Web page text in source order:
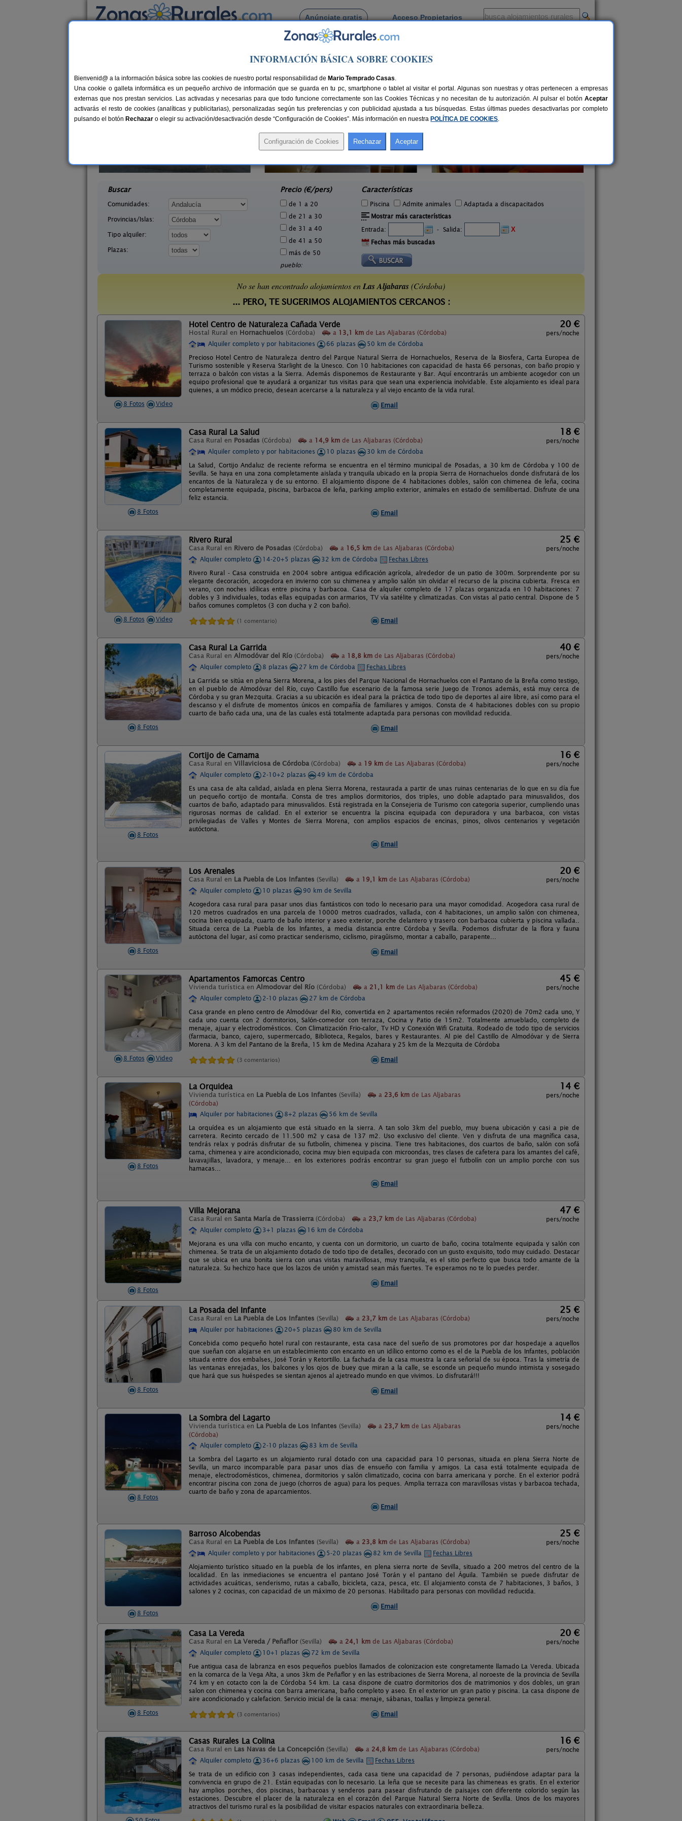
Anúnciate gratis Acceso Propietarios
Busca por pueblo
Casas Rurales cerca de Las Aljabaras
27 €
Alojamientos Rural Pedroches
Buscar
Comunidades:
Provincias/Islas:
Tipo alquiler:
Plazas:
Precio (€/pers)
de 1 a 20
de 21 a 30
de 31 a 40
de 41 a 50
más de 50
pueblo:
Características
Piscina Admite animales
Adaptada a discapacitados
Mostrar más características
Entrada:
- Salida:
X
Fechas más buscadas
No se han encontrado alojamientos enLas Aljabaras(Córdoba)
... PERO, TE SUGERIMOS ALOJAMIENTOS CERCANOS :
8 Fotos Video
Hotel Centro de Naturaleza Cañada Verde
Hostal Rural en Hornachuelos (Córdoba) a 13,1 km de Las Aljabaras (Córdoba)
20 €
pers/noche
Alquiler completo y por habitaciones
66 plazas
50 km de Córdoba
Precioso Hotel Centro de Naturaleza dentro del Parque Natural Sierra de Hornachuelos, Reserva de la Biosfera, Carta Europea de
Turismo sostenible y Reserva Starlight de la Unesco. Con 10 habitaciones con capacidad de hasta 66 personas, con baño propio y
terraza o balcón con vistas a la Sierra. Además disponemos de Restaurante y Bar. Aquí encontrarás un ambiente acogedor con un
equipo profesional que te ayudará a organizar tus visitas para que sean una experiencia inolvidable. Este alojamiento es ideal para
quienes, a un módico precio, desean acercarse a la naturaleza y al viejo encanto de la vida rural.
Email
8 Fotos
Casa Rural La Salud
Casa Rural en Posadas (Córdoba) a 14,9 km de Las Aljabaras (Córdoba)
18 €
pers/noche
Alquiler completo y por habitaciones
10 plazas
30 km de Córdoba
La Salud, Cortijo Andaluz de reciente reforma se encuentra en el término municipal de Posadas, a 30 km de Córdoba y 100 de
Sevilla. Se haya en una zona completamente aislada y tranquila ubicado en la propia Sierra de Hornachuelos donde disfrutará de los
encantos de la Naturaleza y de su entorno. El alojamiento dispone de 4 habitaciones dobles, salón con chimenea de leña, cocina
completamente equipada, piscina, barbacoa de leña, parking amplio exterior, animales en estado de semilibertad. Disfrute de una
feliz estancia.
Email
8 Fotos Video
Rivero Rural
Casa Rural en Rivero de Posadas (Córdoba) a 16,5 km de Las Aljabaras (Córdoba)
25 €
pers/noche
Alquiler completo
14-20+5 plazas 32 km de Córdoba
Fechas Libres
Rivero Rural - Casa construida en 2004 sobre antigua edificación agrícola, alrededor de un patio de 300m. Sorprendente por su
elegante decoración, acogedora en invierno con su chimenea y amplio salón sin olvidar el recurso de la piscina cubierta. Fresca en
verano, con noches idílicas entre piscina y barbacoa. Casa de alquiler completo de 17 plazas organizada en 10 habitaciones: 7
dobles y 3 individuales, todas ellas equipadas con armarios, TV vía satélite y climatizadas. Con vistas al patio central. Dispone de 5
baños comunes completos (3 con ducha y 2 con baño).
(1 comentario) Email
8 Fotos
Casa Rural La Garrida
Casa Rural en Almodóvar del Río (Córdoba) a 18,8 km de Las Aljabaras (Córdoba)
40 €
pers/noche
Alquiler completo
8 plazas 27 km de Córdoba
Fechas Libres
La Garrida se sitúa en plena Sierra Morena, a los pies del Parque Nacional de Hornachuelos con el Pantano de la Breña como testigo,
en el pueblo de Almodóvar del Río, cuyo Castillo fue escenario de la famosa serie Juego de Tronos además, está muy cerca de
Córdoba y su gran Mezquita. Gracias a su ubicación es ideal para la práctica de todo tipo de deportes al aire libre, así como para el
descanso y el disfrute de momentos únicos en compañía de familiares y amigos. Consta de 4 habitaciones dobles con su propio
cuarto de baño cada una, una de las cuales está totalmente adaptada para personas con movilidad reducida.
Email
8 Fotos
Cortijo de Camama
Casa Rural en Villaviciosa de Córdoba (Córdoba) a 19 km de Las Aljabaras (Córdoba)
16 €
pers/noche
Alquiler completo
2-10+2 plazas
49 km de Córdoba
Es una casa de alta calidad, aislada en plena Sierra Morena, restaurada a partir de unas ruinas centenarias de lo que en su día fue
un pequeño cortijo de montaña. Consta de tres amplios dormitorios, dos triples, uno doble adaptado para minusvalidos, dos
cuartos de baño, adaptado para minusvalidos. Está registrada en la Consejeria de Turismo con categoria superior, cumpliendo unas
rigurosas normas de calidad. En el exterior se encuentra la piscina equipada con depuradora y una barbacoa, con vistas
privilegiadas de Valles y Montes de Sierra Morena, con amplios espacios de encinas, pinos, olivos centenarios y vegetación
autóctona.
Email
8 Fotos
Los Arenales
Casa Rural en La Puebla de Los Infantes (Sevilla) a 19,1 km de Las Aljabaras (Córdoba)
20 €
pers/noche
Alquiler completo
10 plazas
90 km de Sevilla
Acogedora casa rural para pasar unos dias fantásticos con todo lo necesario para una mayor comodidad. Acogedora casa rural de
120 metros cuadrados en una parcela de 10000 metros cuadrados, vallada, con 4 habitaciones, un amplio salón con chimenea,
cocina bien equipada, cuarto de baño interior y aseo exterior, porche delantero y trasero con barbacoa cubierta y piscina vallada..
Situada cerca de La Puebla de los Infantes, a media distancia entre Córdoba y Sevilla. Podemos disfrutar de la flora y fauna
autóctona del lugar, así como practicar senderismo, ciclismo, piragüismo, montar a caballo, parapente...
Email
8 Fotos Video
Apartamentos Famorcas Centro
Vivienda turística en Almodovar del Río (Córdoba) a 21,1 km de Las Aljabaras (Córdoba)
45 €
pers/noche
Alquiler completo
2-10 plazas
27 km de Córdoba
Casa grande en pleno centro de Almodóvar del Rio, convertida en 2 apartamentos recién reformados (2020) de 70m2 cada uno, Y
cada uno cuenta con 2 dormitorios, Salón-comedor con terraza, Cocina y Patio de 15m2. Totalmente amueblado, completo de
menaje, ajuar y electrodomésticos. Con Climatización Frio-calor, Tv HD y Conexión Wifi Gratuita. Rodeado de todo tipo de servicios
(farmacia, banco, cajero, supermercado, Biblioteca, Regalos, bares y Restaurantes. Al pie del Castillo de Almodóvar y de Sierra
Morena. A 3 km del Pantano de la Breña, 15 km de Medina Azahara y 25 km de la Mezquita de Córdoba
(3 comentarios) Email
8 Fotos
La Orquidea
Vivienda turística en La Puebla de Los Infantes (Sevilla) a 23,6 km de Las Aljabaras
(Córdoba)
14 €
pers/noche
Alquiler por habitaciones 8+2 plazas
56 km de Sevilla
La orquídea es un alojamiento que está situado en la sierra. A tan solo 3km del pueblo, muy buena ubicación y casi a pie de
carretera. Recinto cercado de 11.500 m2 y casa de 137 m2. Uso exclusivo del cliente. Ven y disfruta de una magnífica casa,
tendrás relax y podrás disfrutar de su futbolín, chimenea y piscina. Tiene tres habitaciones, dos cuartos de baño, salón con sofá
cama, chimenea y aire acondicionado, cocina muy bien equipada con microondas, tres clases de cafetera para los amantes del café,
lavavajillas, lavadora, y menaje... en los exteriores podrás encontrar su gran juego el futbolín con un amplio porche con sus
hamacas...
Email
8 Fotos
Villa Mejorana
Casa Rural en Santa María de Trassierra (Córdoba) a 23,7 km de Las Aljabaras (Córdoba)
47 €
pers/noche
Alquiler completo
3+1 plazas
16 km de Córdoba
Mejorana es una villa con mucho encanto, y cuenta con un dormitorio, un cuarto de baño, cocina totalmente equipada y salón con
chimenea. Se trata de un alojamiento dotado de todo tipo de detalles, decorado con un gusto exquisito, todo muy cuidado. Destacar
que se ubica en una bonita sierra con unas vistas maravillosas, muy tranquila, es el sitio perfecto que busca todo amante de la
naturaleza. Su hechizo hace que los lazos de unión y amistad sean más fuertes. Te esperamos no te lo puedes perder.
Email
8 Fotos
La Posada del Infante
Casa Rural en La Puebla de Los Infantes (Sevilla) a 23,7 km de Las Aljabaras (Córdoba)
25 €
pers/noche
Alquiler por habitaciones
20+5 plazas
80 km de Sevilla
Concebida como pequeño hotel rural con restaurante, esta casa nace del sueño de sus promotores por dar hospedaje a aquellos
que sueñan con alojarse en un establecimiento con encanto en un idílico entorno como es el de la Puebla de los Infantes, población
situada entre dos embalses, José Torán y Retortillo. La fachada de la casa muestra la cara señorial de su época. Tras la simetría de
las ventanas enrejadas, los balcones y los ojos de buey que miran a la calle, se esconde un pequeño mundo intimista y sosegado
que hará que sus huéspedes se sientan ajenos al ajetreado mundo en que vivimos. Lo disfrutará!!!
Email
8 Fotos
La Sombra del Lagarto
Vivienda turística en La Puebla de Los Infantes (Sevilla) a 23,7 km de Las Aljabaras
(Córdoba)
14 €
pers/noche
Alquiler completo 2-10 plazas
83 km de Sevilla
La Sombra del Lagarto es un alojamiento rural dotado con una capacidad para 10 personas, situada en plena Sierra Norte de
Sevilla, un marco incomparable para pasar unos días de ensueño con familia y amigos. La casa está totalmente equipada de
menaje, electrodomésticos, chimenea, dormitorios y salón climatizado, cocina con barra americana y porche. En el exterior podrá
encontrar piscina con zona de juego (chorros de agua) para los peques. Amplia terraza con maravillosas vistas y barbacoa techada,
cuarto de baño y zona de aparcamientos.
Email
8 Fotos
Barroso Alcobendas
Casa Rural en La Puebla de Los Infantes (Sevilla) a 23,8 km de Las Aljabaras (Córdoba)
25 €
pers/noche
Alquiler completo y por habitaciones
5-20 plazas 82 km de Sevilla
Fechas Libres
Alojamiento turístico situado en la puebla de los infantes, en plena sierra norte de Sevilla, situado a 200 metros del centro de la
localidad. En las inmediaciones se encuentra el pantano José Torán y el pantano del Águila. También se puede disfrutar de
actividades acuáticas, senderismo, rutas a caballo, bicicleta, caza, pesca, etc. El alojamiento consta de 7 habitaciones, 3 baños, 3
salones y 2 cocinas, con capacidad de un máximo de 20 personas. Habilitado para personas con movilidad reducida.
Email
8 Fotos
Casa La Vereda
Casa Rural en La Vereda / Peñaflor (Sevilla) a 24,1 km de Las Aljabaras (Córdoba)
20 €
pers/noche
Alquiler completo
10+1 plazas
72 km de Sevilla
Fue antigua casa de labranza en esos pequeños pueblos llamados de colonizacion este congretamente llamado La Vereda. Ubicada
en la comarca de la Vega Alta, a unos 3km de Peñaflor y en las estribaciones de Sierra Morena, al noroeste de la provincia de Sevilla
74 km y en cotacto con la de Córdoba 54 km. La casa dispone de cuatro dormitorios dos de matrimonios y dos dobles, un gran
salon con chimenea y cocina con barra americana, baño completo y aseo. En el exterior un gran patio y piscina. La casa dispone de
aire acondicionado y calefacion. Servicio inicial de la casa: menaje, sábanas, toallas y limpieza general.
(3 comentarios) Email
Casas Rurales La Colina
Casa Rural en Las Navas de La Concepción (Sevilla) a 24,8 km de Las Aljabaras (Córdoba)
16 €
pers/noche
Alquiler completo
36+6 plazas 100 km de Sevilla
Fechas Libres
Se trata de un edificio con 3 casas independientes, cada casa tiene una capacidad de 7 personas, pudiéndose adaptar para la
convivencia en grupo de 21. Están equipadas con lo necesario. La leña que se necesite para las chimeneas es gratis. En el exterior
hay amplios porches, dos piscinas, barbacoas y senderos para pasear disfrutando de paisajes con diferente colorido según las
estaciones. Descubre el placer de la naturaleza en el corazón del Parque Natural Sierra Norte de Sevilla. Unos de los mayores
atractivos del turismo rural es la posibilidad de visitar espacios naturales con extraordinaria belleza.
INFORMACIÓN BÁSICA SOBRE COOKIES
Bienvenid@ a la información básica sobre las cookies de nuestro portal responsabilidad de Mario Temprado Casas.
Una cookie o galleta informática es un pequeño archivo de información que se guarda en tu pc, smartphone o tablet al visitar el portal. Algunas son nuestras y otras pertenecen a empresas
externas que nos prestan servicios. Las activadas y necesarias para que todo funcione correctamente son las Cookies Técnicas y no necesitan de tu autorización. Al pulsar el botón Aceptar
activarás el resto de cookies (analíticas y publicitarias), personalizadas según tus preferencias y con publicidad ajustada a tus búsquedas. Estas últimas puedes desactivarlas por completo
pulsando el botón Rechazar o elegir su activación/desactivación desde “Configuración de Cookies”. Más información en nuestra POLÍTICA DE COOKIES.